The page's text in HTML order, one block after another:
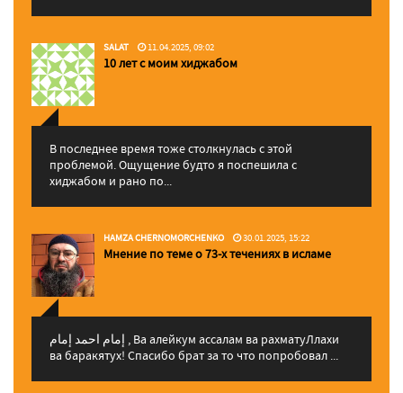
SALAT 11.04.2025, 09:02
10 лет с моим хиджабом
В последнее время тоже столкнулась с этой
проблемой. Ощущение будто я поспешила с
хиджабом и рано по...
HAMZA CHERNOMORCHENKO 30.01.2025, 15:22
Мнение по теме о 73-х течениях в исламе
إمام احمد إمام , Ва алейкум ассалам ва рахматуЛлахи
ва баракятух! Спасибо брат за то что попробовал ...